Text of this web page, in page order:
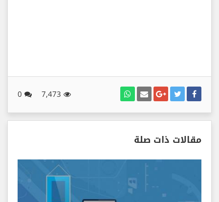
7,473
0
مقالات ذات صلة